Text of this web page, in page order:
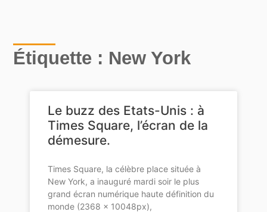
Étiquette : New York
Le buzz des Etats-Unis : à
Times Square, l’écran de la
démesure.
Times Square, la célèbre place située à
New York, a inauguré mardi soir le plus
grand écran numérique haute définition du
monde (2368 x 10048px),